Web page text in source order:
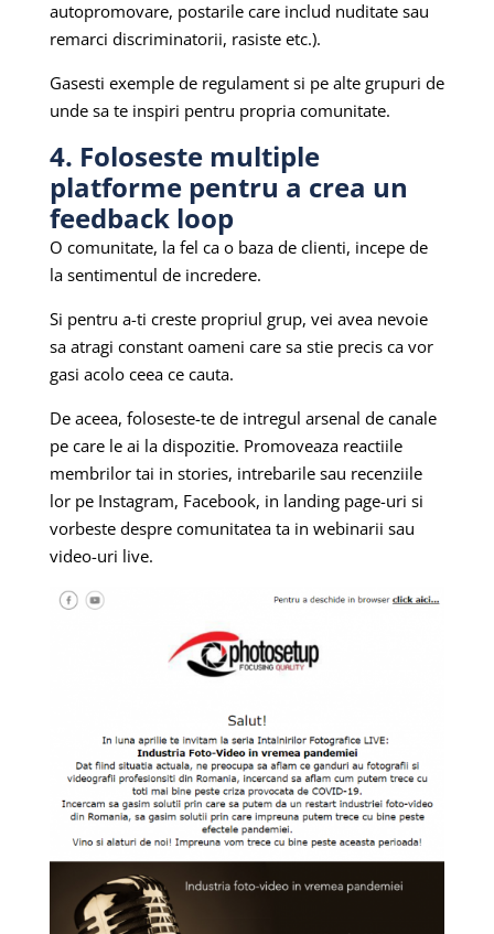
autopromovare, postarile care includ nuditate sau
remarci discriminatorii, rasiste etc.).
Gasesti exemple de regulament si pe alte grupuri de
unde sa te inspiri pentru propria comunitate.
4. Foloseste multiple
platforme pentru a crea un
feedback loop
O comunitate, la fel ca o baza de clienti, incepe de
la sentimentul de incredere.
Si pentru a-ti creste propriul grup, vei avea nevoie
sa atragi constant oameni care sa stie precis ca vor
gasi acolo ceea ce cauta.
De aceea, foloseste-te de intregul arsenal de canale
pe care le ai la dispozitie. Promoveaza reactiile
membrilor tai in stories, intrebarile sau recenziile
lor pe Instagram, Facebook, in landing page-uri si
vorbeste despre comunitatea ta in webinarii sau
video-uri live.